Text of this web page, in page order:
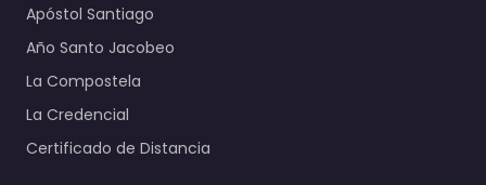
Apóstol Santiago
Año Santo Jacobeo
La Compostela
La Credencial
Certificado de Distancia